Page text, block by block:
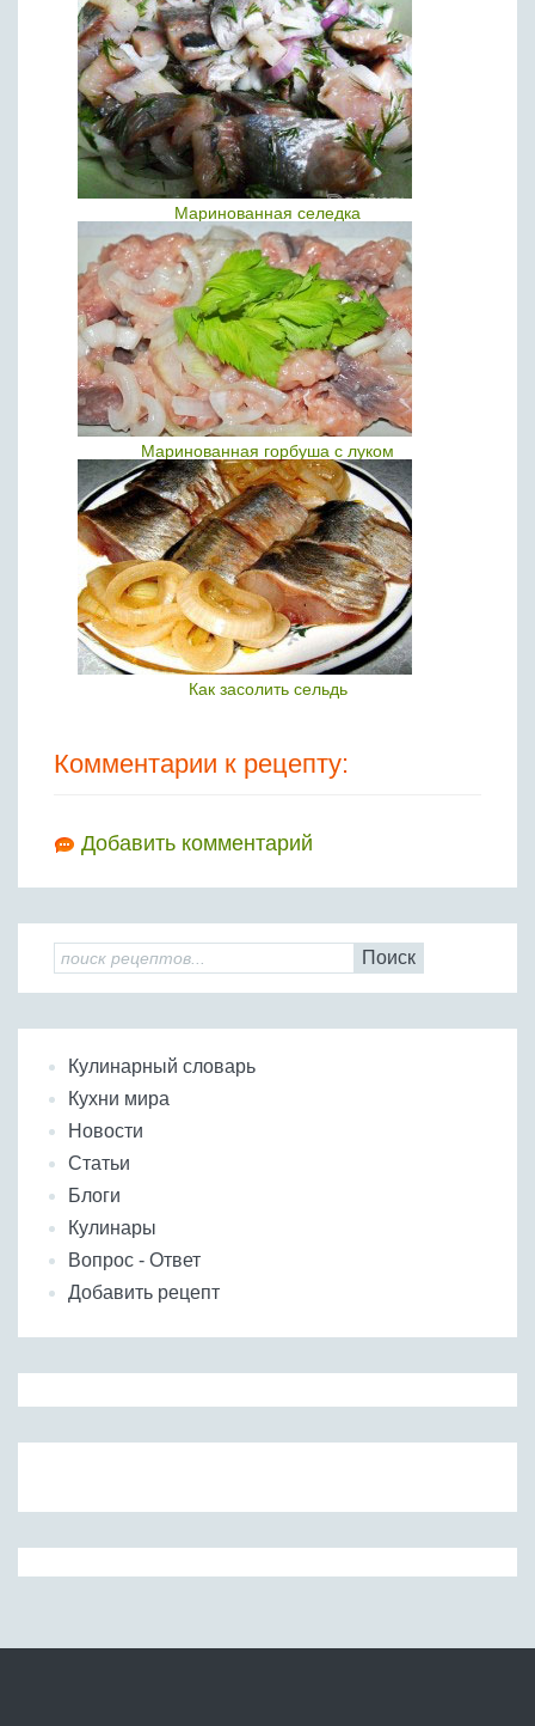
Маринованная селедка
Маринованная горбуша с луком
Как засолить сельдь
Комментарии к рецепту:
Добавить комментарий
Поиск
Кулинарный словарь
Кухни мира
Новости
Статьи
Блоги
Кулинары
Вопрос - Ответ
Добавить рецепт